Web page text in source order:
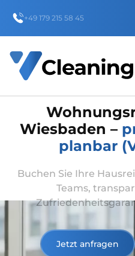
+49 179 215 58 45
Wiesbaden –
planbar
Buchen Sie Ihre
Teams,
Jetzt anfragen